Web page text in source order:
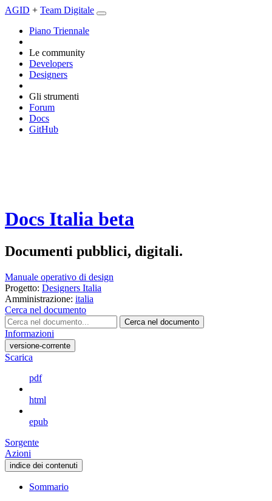
AGID + Team Digitale
Piano Triennale
Le community
Developers
Designers
Gli strumenti
Forum
Docs
GitHub
Docs Italia beta
Documenti pubblici, digitali.
Manuale operativo di design
Progetto: Designers Italia
Amministrazione: italia
Cerca nel documento
Cerca nel documento
Informazioni
versione-corrente
Scarica
pdf
html
epub
Sorgente
Azioni
indice dei contenuti
Sommario